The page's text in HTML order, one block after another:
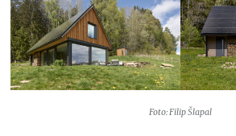
Foto: Filip Šlapal